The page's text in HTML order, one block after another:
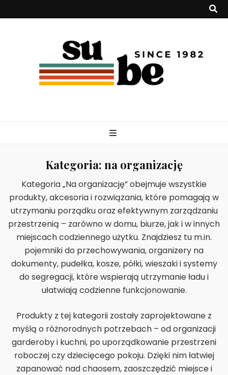
Kategoria: na organizację
Kategoria „Na organizację” obejmuje wszystkie
produkty, akcesoria i rozwiązania, które pomagają w
utrzymaniu porządku oraz efektywnym zarządzaniu
przestrzenią – zarówno w domu, biurze, jak i w innych
miejscach codziennego użytku. Znajdziesz tu m.in.
pojemniki do przechowywania, organizery na
dokumenty, pudełka, kosze, półki, wieszaki i systemy
do segregacji, które wspierają utrzymanie ładu i
ułatwiają codzienne funkcjonowanie.
Produkty z tej kategorii zostały zaprojektowane z
myślą o różnorodnych potrzebach – od organizacji
garderoby i kuchni, po uporządkowanie przestrzeni
roboczej czy dziecięcego pokoju. Dzięki nim łatwiej
zapanować nad chaosem, zaoszczędzić miejsce i